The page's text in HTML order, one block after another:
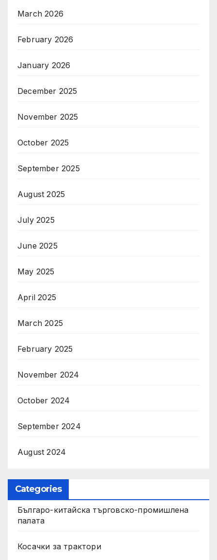
March 2026
February 2026
January 2026
December 2025
November 2025
October 2025
September 2025
August 2025
July 2025
June 2025
May 2025
April 2025
March 2025
February 2025
November 2024
October 2024
September 2024
August 2024
Categories
Българо-китайска търговско-промишлена
палата
Косачки за трактори